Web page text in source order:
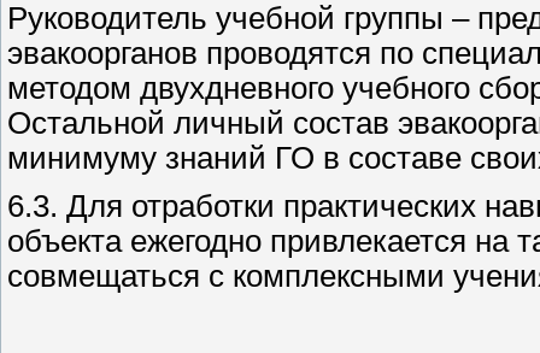
Руководитель учебной группы –
эвакоорганов проводятся по
методом двухдневного учебного
Остальной личный состав
минимуму знаний ГО в составе
6.3. Для отработки практических
объекта ежегодно привлекается на
совмещаться с комплексными